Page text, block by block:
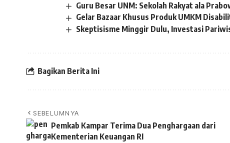
Guru Besar UNM: Sekolah Rakyat ala
Gelar Bazaar Khusus Produk UMKM
Skeptisisme Minggir Dulu, Investasi
Bagikan Berita Ini
SEBELUMNYA
Pemkab Kampar Terima Dua Penghargaan dari
Kementerian Keuangan RI